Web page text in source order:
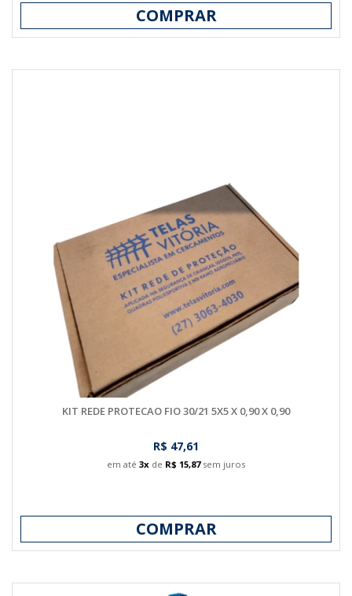
COMPRAR
KIT REDE PROTECAO FIO 30/21 5X5 X 0,90 X 0,90
R$ 47,61
em até 3x de R$ 15,87sem juros
COMPRAR